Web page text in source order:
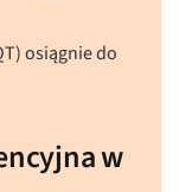
osiągnie do
w